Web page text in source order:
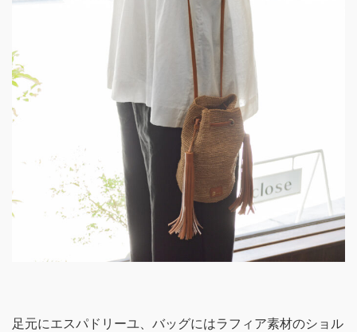
足元にエスパドリーユ、バッグにはラフィア素材のショル